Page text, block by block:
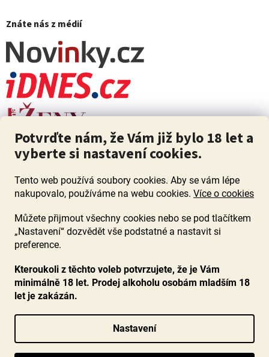
Potvrďte nám, že Vám již bylo 18 let a
vyberte si nastavení cookies.
Tento web používá soubory cookies. Aby se vám lépe
nakupovalo, používáme na webu cookies. Více o cookies
Můžete přijmout všechny cookies nebo se pod tlačítkem
„Nastavení“ dozvědět vše podstatné a nastavit si
preference.
Kteroukoli z těchto voleb potvrzujete, že je Vám
minimálně 18 let. Prodej alkoholu osobám mladším 18
let je zakázán.
Nastavení
Znáte nás z médií
ZÁKAZ PRODEJE ALKOHOLU OSOBÁM MLADŠÍM 18 LET. Pijte s
mírou i když pijete s Mírou.